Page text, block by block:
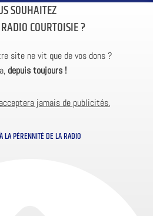
SOUHAITEZ
COURTOISIE ?
site ne vit que de vos dons ?
depuis toujours !
jamais de publicités.
LA PÉRENNITÉ DE LA RADIO